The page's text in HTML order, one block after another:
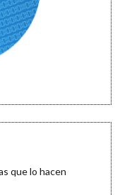
que lo hacen